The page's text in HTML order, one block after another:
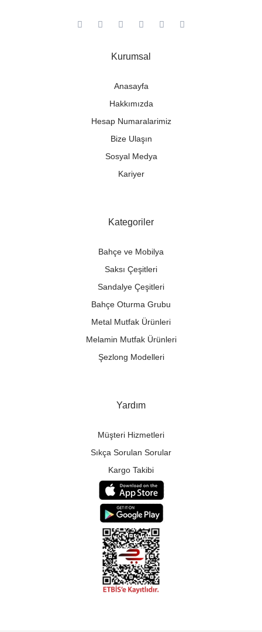
Kurumsal
Anasayfa
Hakkımızda
Hesap Numaralarimiz
Bize Ulaşın
Sosyal Medya
Kariyer
Kategoriler
Bahçe ve Mobilya
Saksı Çeşitleri
Sandalye Çeşitleri
Bahçe Oturma Grubu
Metal Mutfak Ürünleri
Melamin Mutfak Ürünleri
Şezlong Modelleri
Yardım
Müşteri Hizmetleri
Sıkça Sorulan Sorular
Kargo Takibi